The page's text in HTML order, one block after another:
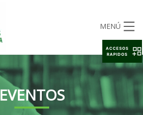
MENÚ
EVENTOS
ACCESOS
RAPIDOS